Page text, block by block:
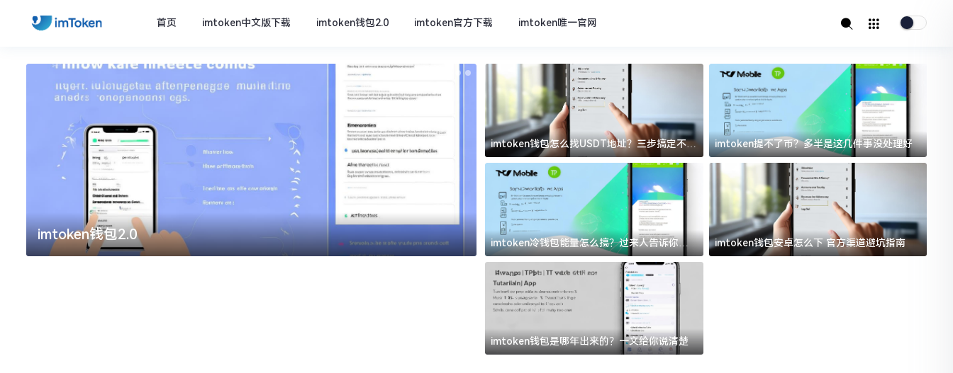
首页 imtoken中文版下载 imtoken钱包2.0 imtoken官方下载 imtoken唯一官网
imtoken钱包2.0 imtoken官方下载
imtoken钱包怎么找USDT地址？三步搞定不踩
坑
imtoken提不了币？多半是这几件事没处理好
imtoken冷钱包能量怎么搞？过来人告诉你门
道
imtoken钱包安卓怎么下 官方渠道避坑指南
imtoken钱包是哪年出来的？一文给你说清楚